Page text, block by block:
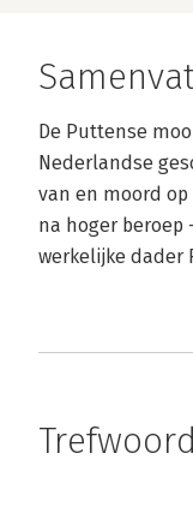
De Puttense
Nederlandse
van en moord
na hoger beroep
werkelijke dader